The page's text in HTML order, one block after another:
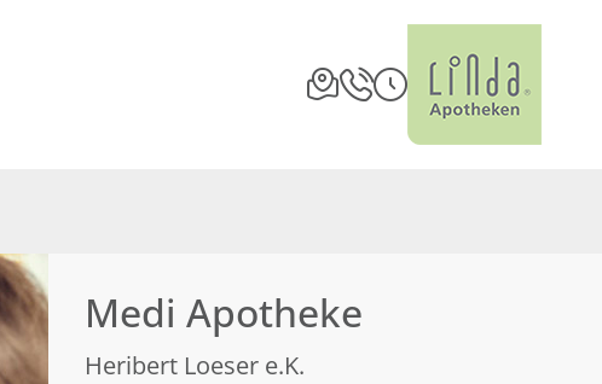
Medi Apotheke
Heribert Loeser e.K.